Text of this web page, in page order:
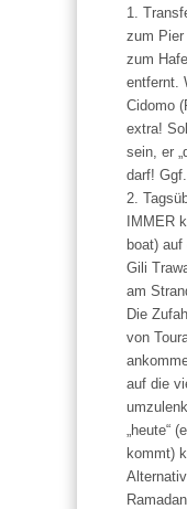
1.
zum Pier
zum
entfernt.
Cidomo
extra!
sein, er
darf!
2.
IMMER
boat)
Gili
am
Die
von
auf die
„heute“
kommt)